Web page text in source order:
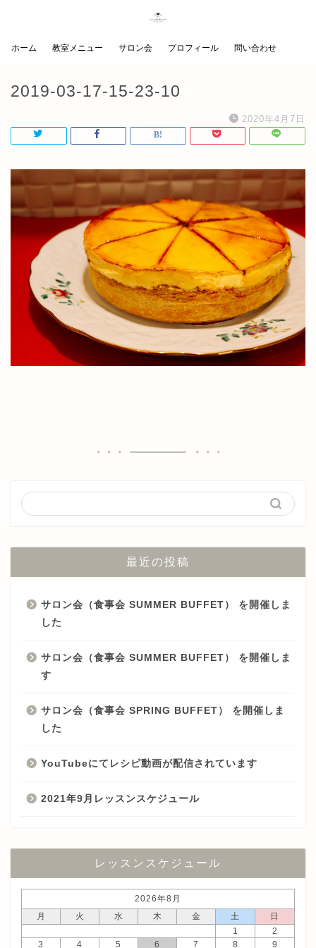
ホーム 教室メニュー サロン会 プロフィール 問い合わせ
2019-03-17-15-23-10
2020年4月7日
最近の投稿
サロン会（食事会 SUMMER BUFFET） を開催しま
した
サロン会（食事会 SUMMER BUFFET） を開催しま
す
サロン会（食事会 SPRING BUFFET） を開催しま
した
YouTubeにてレシピ動画が配信されています
2021年9月レッスンスケジュール
レッスンスケジュール
2026年8月
月
火 水 木 金 土
日
1
2
3
4 5 6 7 8 9